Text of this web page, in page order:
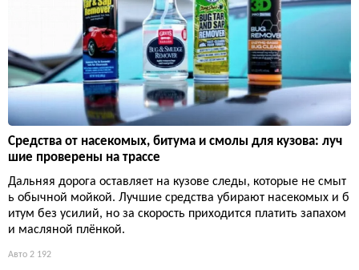
Средства от насекомых, битума и смолы для кузова: луч
шие проверены на трассе
Дальняя дорога оставляет на кузове следы, которые не смыт
ь обычной мойкой. Лучшие средства убирают насекомых и б
итум без усилий, но за скорость приходится платить запахом
и масляной плёнкой.
Авто 2 192